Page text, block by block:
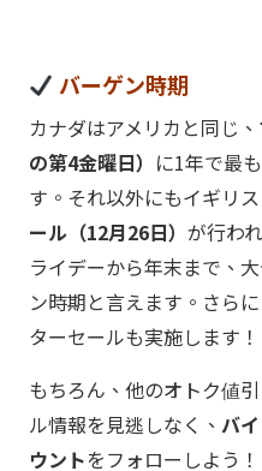
バーゲン時期
カナダはアメリカと同じ、
の第4金曜日） に1年で最
す。それ以外にもイギリ
ール（12月26日） が行わ
ライデーから年末まで、
ン時期と言えます。さら
ターセールも実施します！
もちろん、他のオトク値
ル情報を見逃しなく、 バ
ウントをフォローしよう！